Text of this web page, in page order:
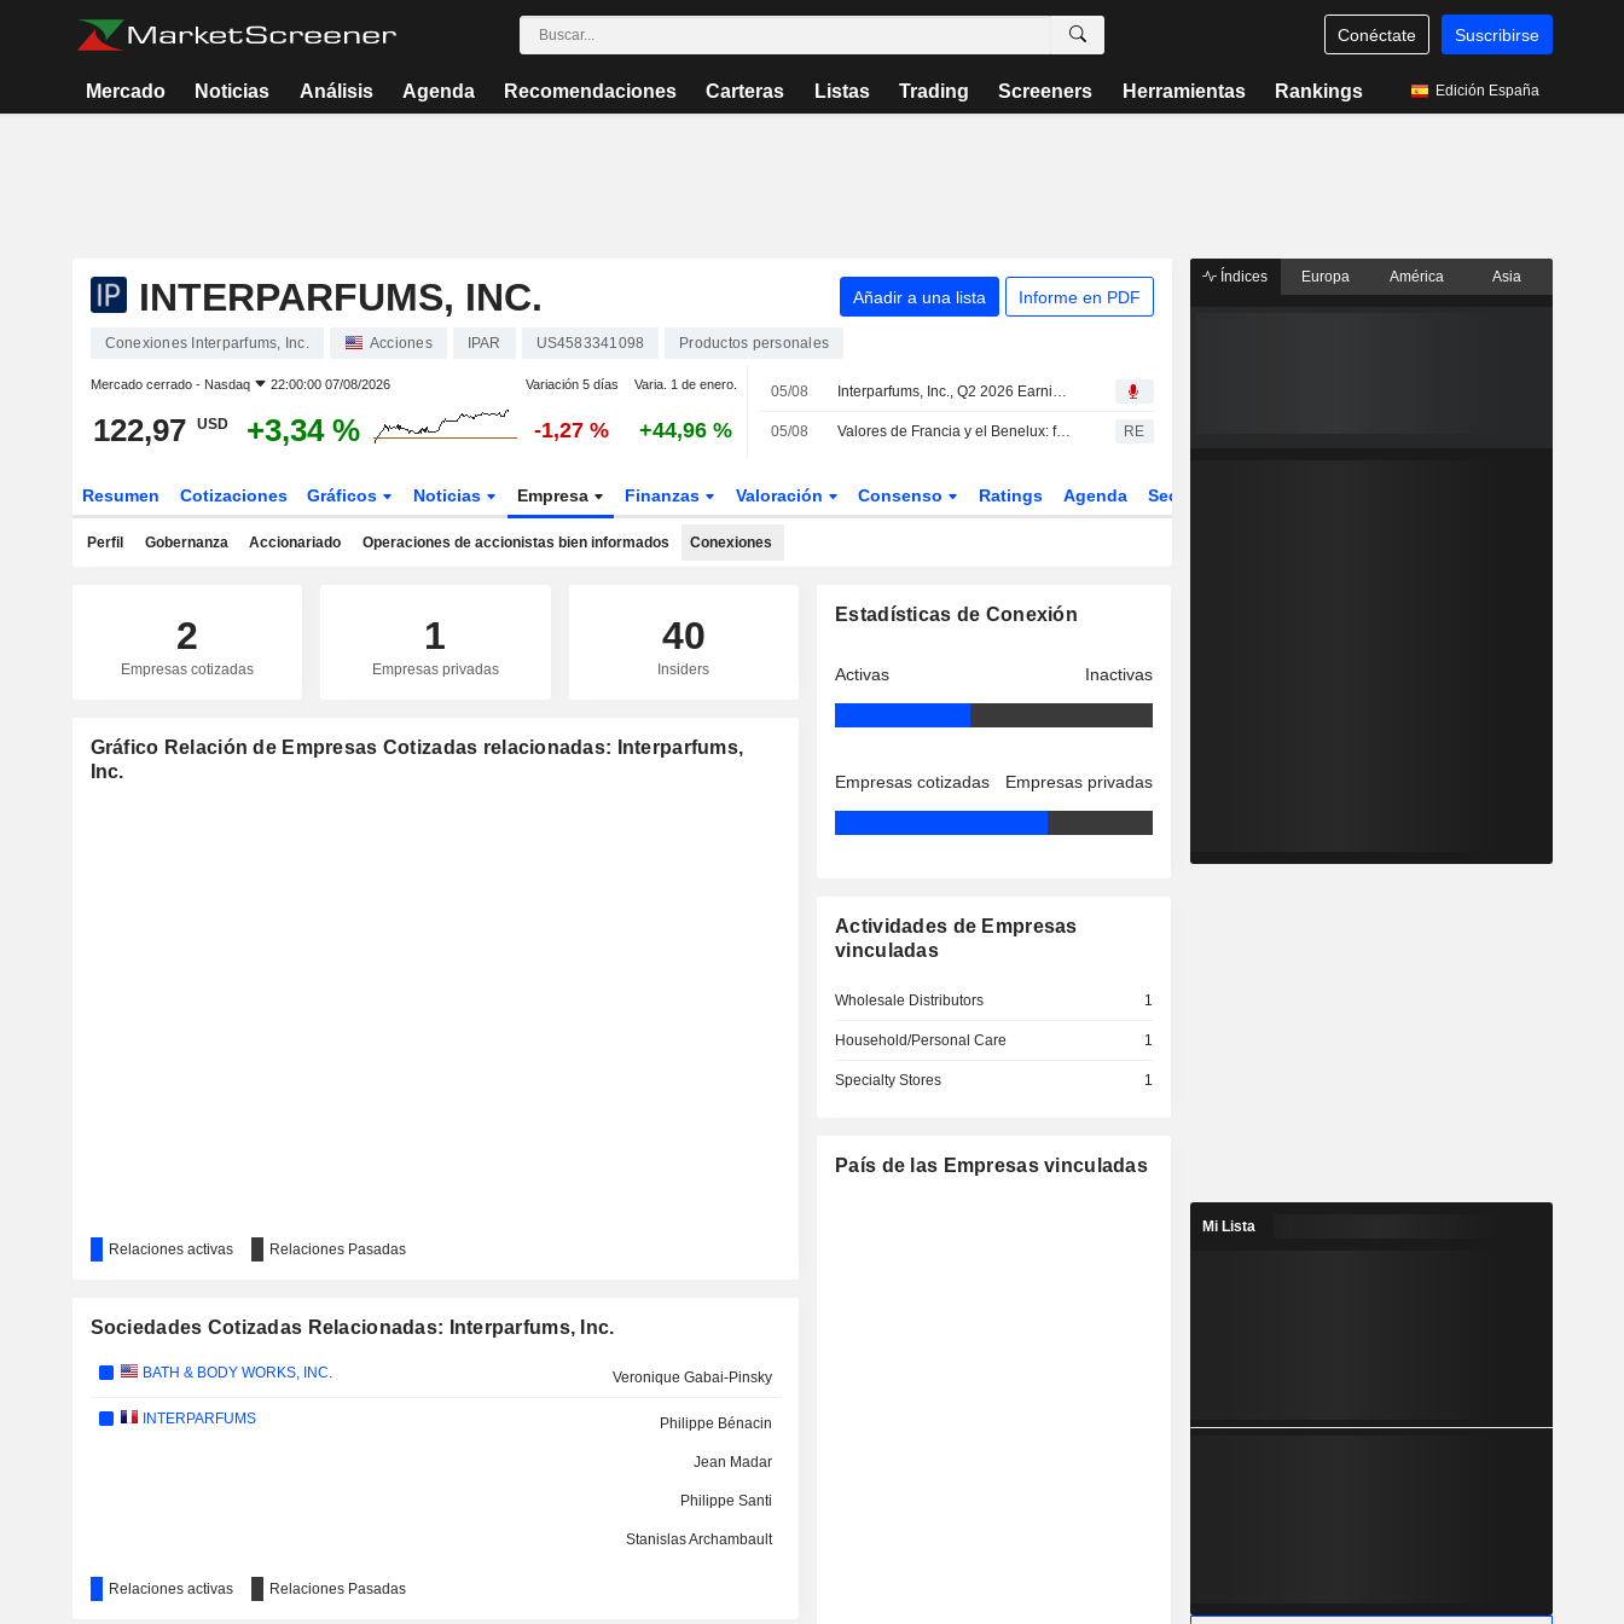
Conéctate Suscribirse
Mercado Noticias Análisis Agenda Recomendaciones Carteras Listas Trading Screeners Herramientas Rankings Edición España
INTERPARFUMS, INC. Añadir a una lista Informe en PDF
Conexiones Interparfums, Inc. Acciones IPAR US4583341098 Productos personales
Mercado cerrado - Nasdaq 22:00:00 07/08/2026 Variación 5 días Varia. 1 de enero.
122,97 USD +3,34 % -1,27 % +44,96 %
05/08 Interparfums, Inc., Q2 2026 Earnings Call, Aug 05, 2026
05/08 Valores de Francia y el Benelux: factores a seguir RE
Resumen Cotizaciones Gráficos Noticias Empresa Finanzas Valoración Consenso Ratings Agenda Sector
Perfil Gobernanza Accionariado Operaciones de accionistas bien informados Conexiones
2
Empresas cotizadas
1
Empresas privadas
40
Insiders
Gráfico Relación de Empresas Cotizadas relacionadas: Interparfums,
Inc.
Relaciones activas Relaciones Pasadas
Sociedades Cotizadas Relacionadas: Interparfums, Inc.
BATH & BODY WORKS, INC. Veronique Gabai-Pinsky
INTERPARFUMS Philippe Bénacin
Jean Madar
Philippe Santi
Stanislas Archambault
Relaciones activas Relaciones Pasadas
Estadísticas de Conexión
Activas Inactivas
Empresas cotizadas Empresas privadas
Actividades de Empresas
vinculadas
Wholesale Distributors 1
Household/Personal Care 1
Specialty Stores 1
País de las Empresas vinculadas
Índices Europa América Asia
Mi Lista